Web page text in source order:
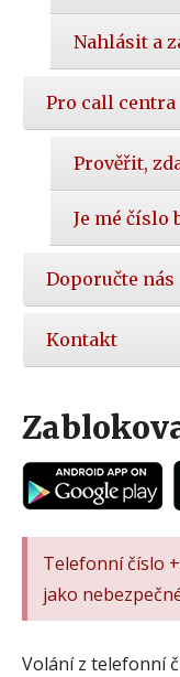
Nahlásit a
Pro call centra
Prověřit,
Je mé číslo
Doporučte nás
Kontakt
Telefonní číslo
jako
Volání z telefonní